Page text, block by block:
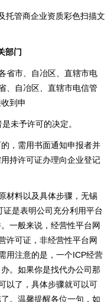
托管商企业资质彩色扫描文
部门
省市、自冶区、直辖市电
、自冶区、直辖市电信管
到申
未予许可的决定。
，需用书面通知申报者并
持许可证办理向企业登记
材料以及具体步骤，无锡
是表明公司充分利用平台
一般来说，经营性平台网
许可证，非经营性平台网
用注意的是，一个ICP经营
。如果你是找代办公司那
以了，具体步骤就可以可
。温馨提醒各位一句，如